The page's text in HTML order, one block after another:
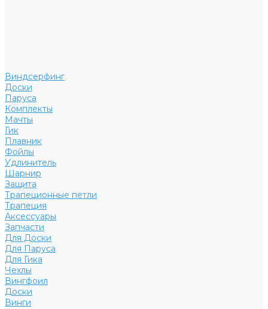
Виндсерфинг
Доски
Паруса
Комплекты
Мачты
Гик
Плавник
Фойлы
Удлинитель
Шарнир
Защита
Трапеционные петли
Трапеция
Аксессуары
Запчасти
Для Доски
Для Паруса
Для Гика
Чехлы
Вингфоил
Доски
Винги